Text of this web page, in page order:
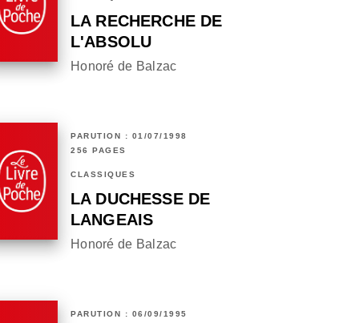
LA RECHERCHE DE
L'ABSOLU
Honoré de Balzac
PARUTION : 01/07/1998
256 PAGES
CLASSIQUES
LA DUCHESSE DE
LANGEAIS
Honoré de Balzac
PARUTION : 06/09/1995